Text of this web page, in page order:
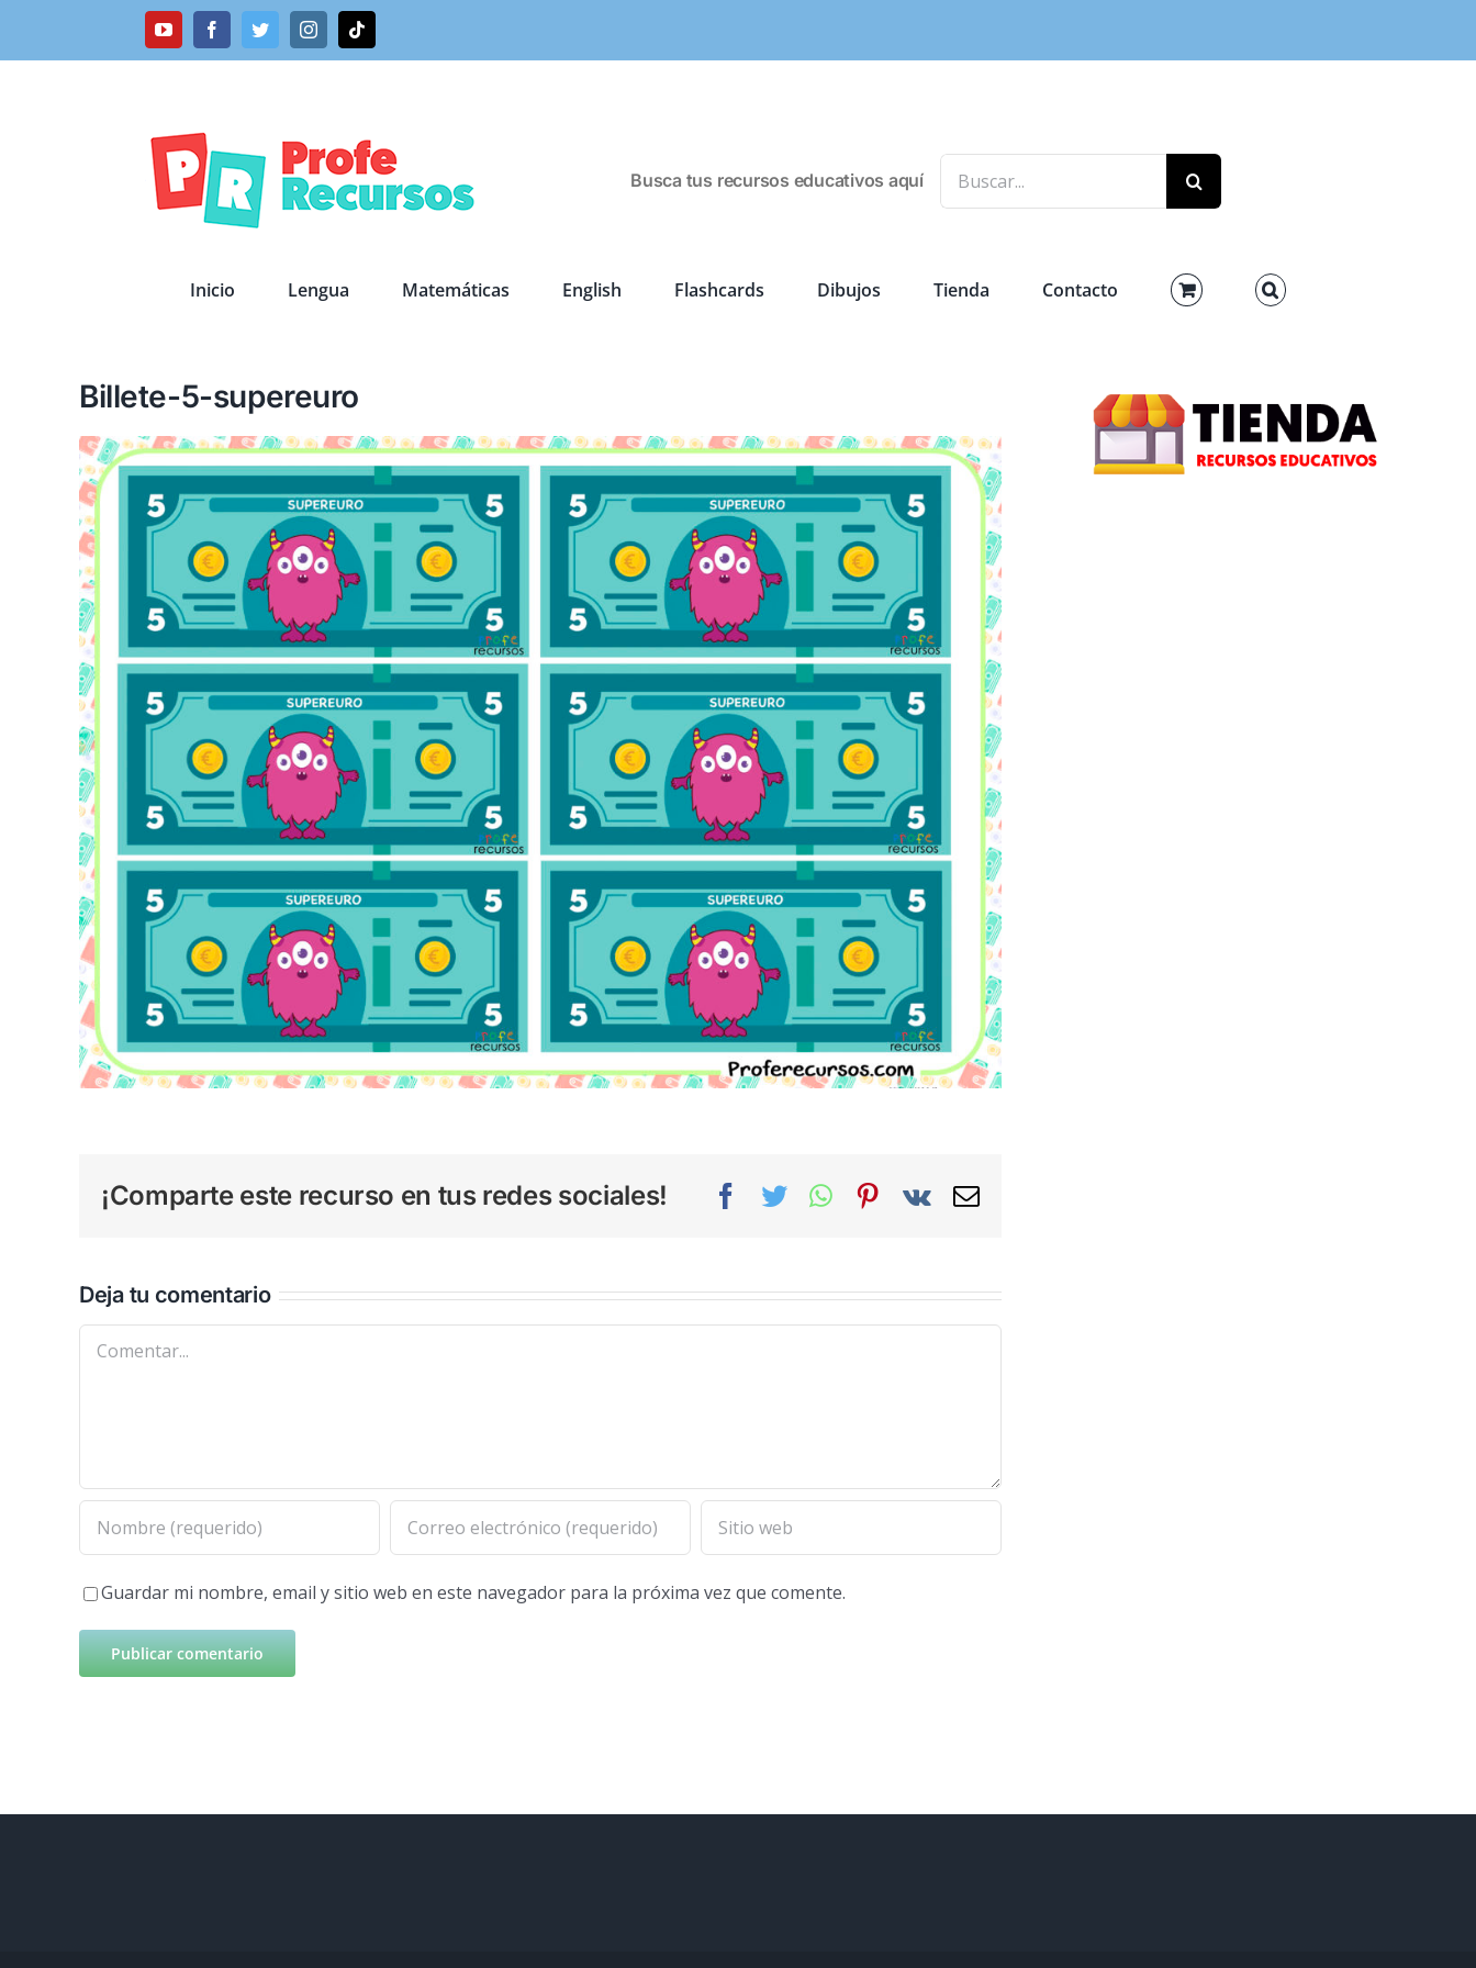
YouTubeFacebookTwitterInstagramTiktok
Busca tus recursos educativos aquí
Inicio Lengua Matemáticas English Flashcards Dibujos Tienda Contacto
Billete-5-supereuro
¡Comparte este recurso en tus redes sociales! Facebook
TwitterWhatsAppPinterest
Vk
Correo
Deja tu comentario
Comentar
Guardar mi nombre, email y sitio web en este navegador para la próxima vez que comente.